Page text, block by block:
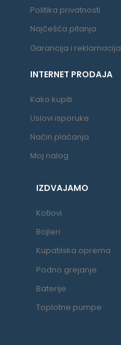
Politika privatnosti
Najčešća pitanja
Garancija i reklamacija
INTERNET PRODAJA
Kako kupiti
Uslovi isporuke
Način plaćanja
Moj nalog
IZDVAJAMO
Kotlovi
Bojleri
Kupatilska oprema
Podno grejanje
Baterije
Toplotne pumpe